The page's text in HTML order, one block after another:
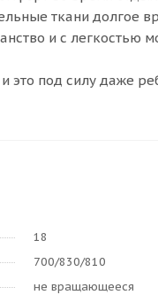
ткани долгое
и с легкостью
это под силу даже
18
700/830/810
не вращающееся